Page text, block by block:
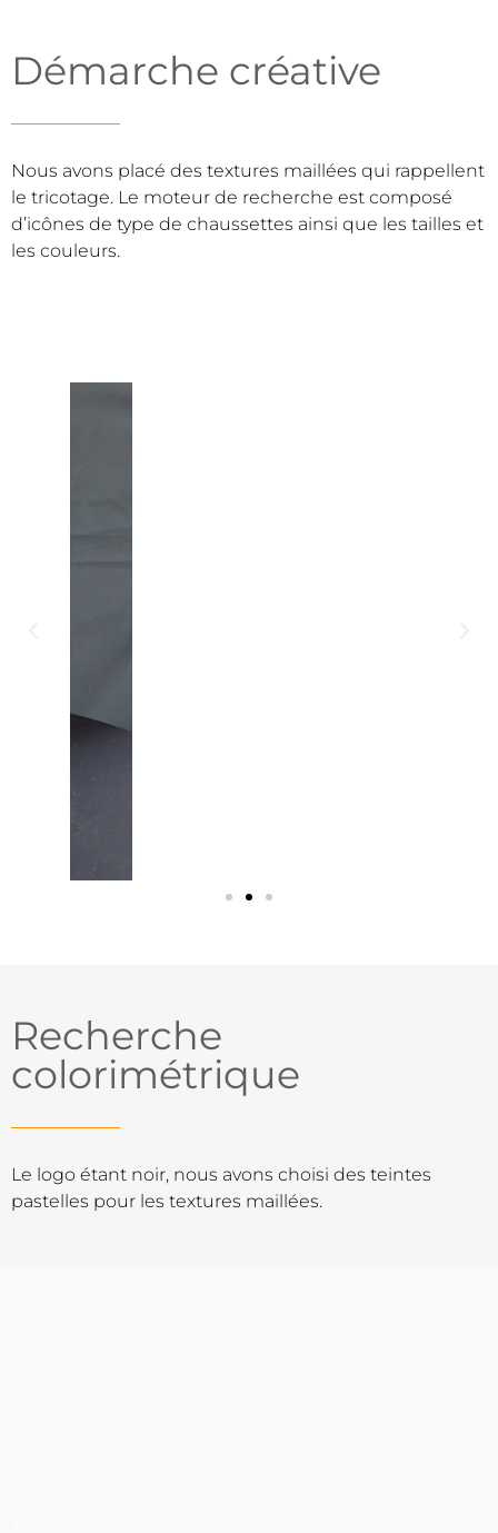
Démarche créative
Nous avons placé des textures maillées qui rappellent
le tricotage. Le moteur de recherche est composé
d’icônes de type de chaussettes ainsi que les tailles et
les couleurs.
Recherche
colorimétrique
Le logo étant noir, nous avons choisi des teintes
pastelles pour les textures maillées.